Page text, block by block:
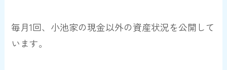
毎月1回、小池家の現金以外の資産状況を公開して
います。